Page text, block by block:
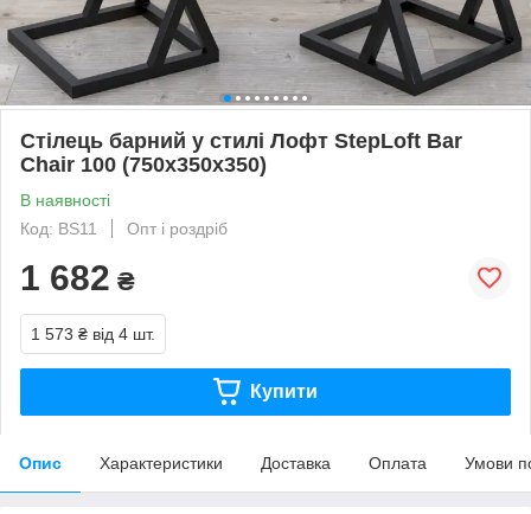
Стілець барний у стилі Лофт StepLoft Bar
Chair 100 (750x350x350)
В наявності
Код: BS11
Опт і роздріб
1 682 ₴
1 573 ₴ від 4 шт.
Купити
Опис Характеристики Доставка Оплата Умови